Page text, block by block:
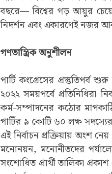
বছরে— বিশ্বের গড় আয়ুর চেয়ে
নিদর্শন এবং একারণেই নজর
গণতান্ত্রিক অনুশীলন
পার্টি কংগ্রেসের প্রস্তুতিপর্ব
২০২২ সময়পর্বে প্রতিনিধিরা
কর্ম-সম্পাদনের কঠোর মাপকাঠি
পার্টির ৯ কোটি ৬০ লক্ষ
এই নির্বাচন প্রক্রিয়ায় অংশ
মনোনয়ন, মনোনীতদের
সংশোধিত প্রার্থী তালিকা